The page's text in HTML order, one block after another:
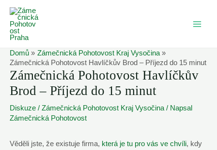
Přeskočit
obsah
Domů
Zámečnická Pohotovost Kraj Vysočina
Zámečnická Pohotovost Havlíčkův Brod – Příjezd do 15 minut
Zámečnická Pohotovost Havlíčkův
Brod – Příjezd do 15 minut
Diskuze / Zámečnická Pohotovost Kraj Vysočina / Napsal
Zámečnická Pohotovost
Věděli jste, že existuje firma, která je tu pro vás ve chvíli, kdy